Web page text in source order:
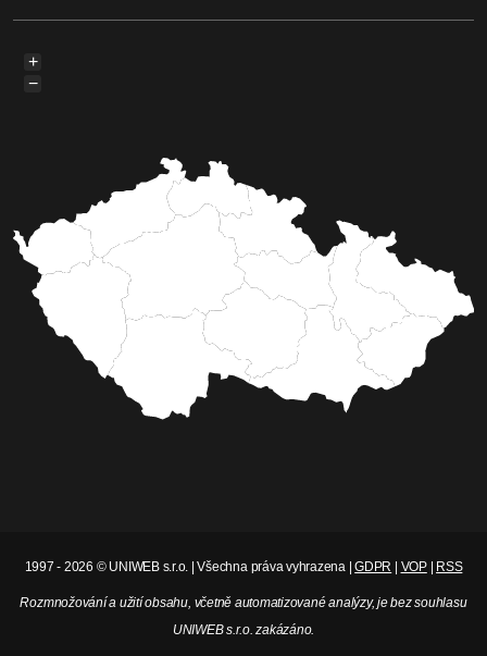
+
−
1997 - 2026 © UNIWEB s.r.o. | Všechna práva vyhrazena |GDPR VOP| RSS
Rozmnožování a užití obsahu, včetně automatizované analýzy, je bez souhlasu
UNIWEB s.r.o. zakázáno.